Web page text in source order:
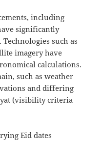
including
significantly
such as
imagery have
calculations.
such as weather
and differing
(visibility criteria
Eid dates